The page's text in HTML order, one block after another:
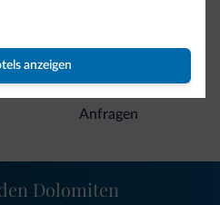
anzeigen
Dolomiti.it
Anfragen
Dolomiten